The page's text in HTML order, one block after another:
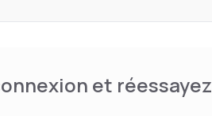
et réessayez